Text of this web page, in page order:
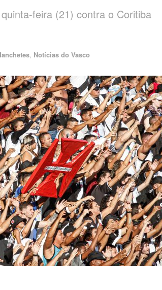
feira (21) contra o Coritiba
, Notícias do Vasco